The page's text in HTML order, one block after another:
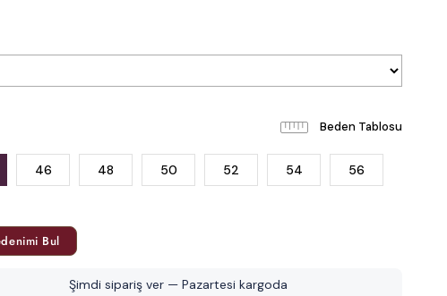
Beden Tablosu
46 48 50 52 54 56
Bul
Şimdi sipariş ver — Pazartesi kargoda